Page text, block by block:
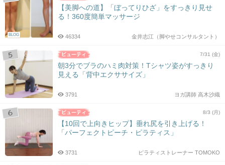
BLOG
【美脚への道】「ぼってりひざ」をすっきり見せ
る！360度簡単マッサージ
金井志江（脚やせコンサルタント）
46334
7/31 (金)
朝3分でブラのハミ肉対策！Tシャツ姿がすっきり
見える「背中エクササイズ」
ヨガ講師 高木沙織
3791
8/3 (月)
【10回で上向きヒップ】垂れ尻を引き上げる！
「パーフェクトピーチ・ピラティス」
ピラティストレーナー TOMOKO
3731